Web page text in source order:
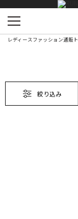
レディースファッション通販
絞り込み